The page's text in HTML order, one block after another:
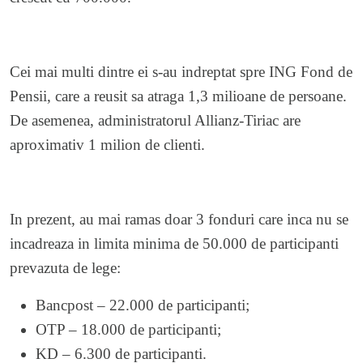
Cei mai multi dintre ei s-au indreptat spre ING Fond de
Pensii, care a reusit sa atraga 1,3 milioane de persoane.
De asemenea, administratorul Allianz-Tiriac are
aproximativ 1 milion de clienti.
In prezent, au mai ramas doar 3 fonduri care inca nu se
incadreaza in limita minima de 50.000 de participanti
prevazuta de lege:
Bancpost – 22.000 de participanti;
OTP – 18.000 de participanti;
KD – 6.300 de participanti.